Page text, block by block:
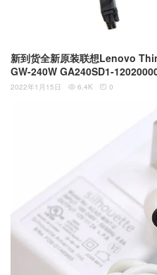
新到货全新原装联想Lenovo
GW-240W GA240SD1-
2022年1月15日  6.4K  0